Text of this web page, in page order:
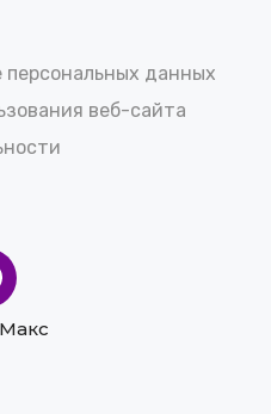
персональных данных
веб-сайта